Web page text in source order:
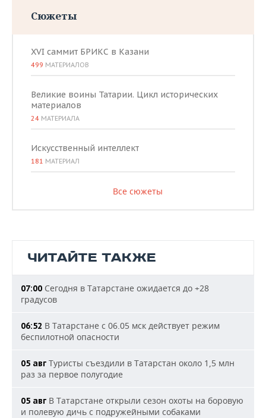
Сюжеты
XVI саммит БРИКС в Казани
499 МАТЕРИАЛОВ
Великие воины Татарии. Цикл исторических
материалов
24 МАТЕРИАЛА
Искусственный интеллект
181 МАТЕРИАЛ
Все сюжеты
ЧИТАЙТЕ ТАКЖЕ
07:00 Сегодня в Татарстане ожидается до +28
градусов
06:52 В Татарстане с 06.05 мск действует режим
беспилотной опасности
05 авг Туристы съездили в Татарстан около 1,5 млн
раз за первое полугодие
05 авг В Татарстане открыли сезон охоты на боровую
и полевую дичь с подружейными собаками